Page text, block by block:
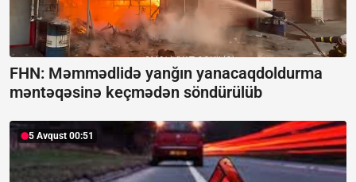
FHN: Məmmədlidə yanğın yanacaqdoldurma
məntəqəsinə keçmədən söndürülüb
5 Avqust 00:51